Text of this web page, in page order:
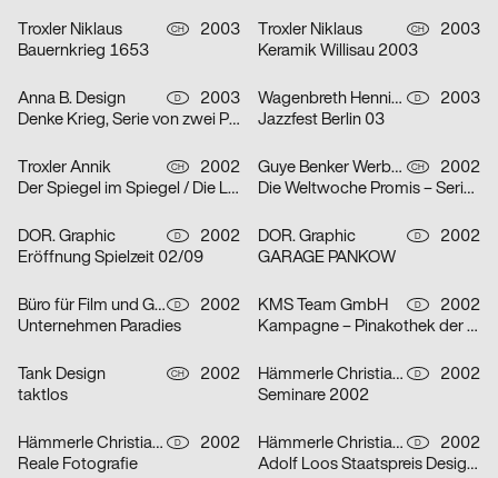
Troxler Niklaus CH
2003
Bauernkrieg 1653
Troxler Niklaus CH
2003
Keramik Willisau 2003
Anna B. Design D
2003
Denke Krieg, Serie von zwei Plakaten
Wagenbreth Henning D
2003
Jazzfest Berlin 03
Troxler Annik CH
2002
Der Spiegel im Spiegel / Die Leiden des Jungwerdens / Die Muse mit der scharfen Zunge – Serie von dr
Guye Benker Werbeagentur AG BSW CH
2002
Die Weltwoche Promis – Serie von drei Plakaten
DOR. Graphic D
2002
Eröffnung Spielzeit 02/09
DOR. Graphic D
2002
GARAGE PANKOW
Büro für Film und Gestaltung D
2002
Unternehmen Paradies
KMS Team GmbH D
2002
Kampagne – Pinakothek der Moderne – Serie von zwei Plakaten
Tank Design CH
2002
taktlos
Hämmerle Christiane, Timo Thurner D
2002
Seminare 2002
Hämmerle Christiane, Timo Thurner D
2002
Reale Fotografie
Hämmerle Christiane, Timo Thurner D
2002
Adolf Loos Staatspreis Design 2001